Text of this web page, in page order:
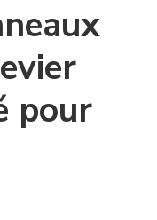
pour